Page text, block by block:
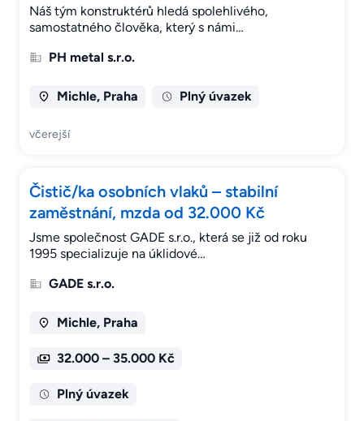
Náš tým konstruktérů hledá spolehlivého,
samostatného člověka, který s námi…
PH metal s.r.o.
Michle, Praha Plný úvazek
včerejší
Čistič/ka osobních vlaků – stabilní
zaměstnání, mzda od 32.000 Kč
Jsme společnost GADE s.r.o., která se již od roku
1995 specializuje na úklidové…
GADE s.r.o.
Michle, Praha
32.000 – 35.000 Kč
Plný úvazek